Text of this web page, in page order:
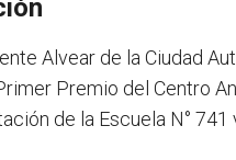
Alvear de la Ciudad
Premio del Centro
de la Escuela N°